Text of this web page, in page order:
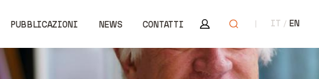
PUBBLICAZIONI NEWS CONTATTI Area riservata IT EN
Apri ricerca